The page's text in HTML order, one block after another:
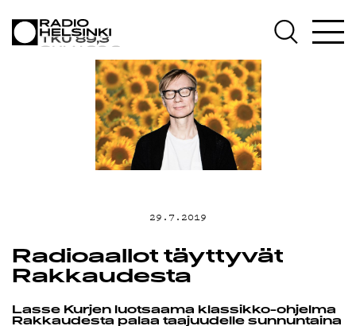
OHJELMAT
TEKIJÄT
ON-DEMAND
PODCAST
29.7.2019
Radioaallot täyttyvät
Rakkaudesta
Lasse Kurjen luotsaama klassikko-ohjelma
Rakkaudesta palaa taajuudelle sunnuntaina